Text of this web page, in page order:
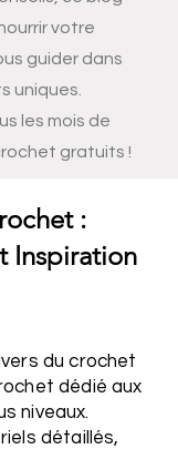
votre
guider dans
uniques.
les mois de
gratuits !
:
Inspiration
du crochet
dédié aux
niveaux.
détaillés,